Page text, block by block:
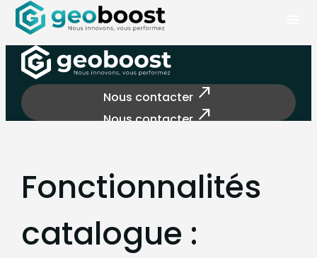
Nous contacter north_east
Nous contacternorth_east
Fonctionnalités
catalogue :
Panneau de gestion des cookies